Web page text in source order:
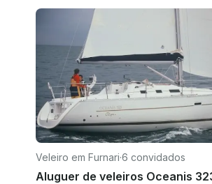
Veleiro em Furnari·6 convidados